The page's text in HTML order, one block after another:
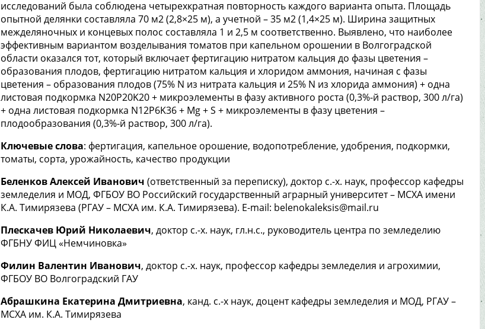
исследований была соблюдена четырехкратная повторность каждого варианта опыта. Площадь
опытной делянки составляла 70 м2 (2,8×25 м), а учетной – 35 м2 (1,4×25 м). Ширина защитных
межделяночных и концевых полос составляла 1 и 2,5 м соответственно. Выявлено, что наиболее
эффективным вариантом возделывания томатов при капельном орошении в Волгоградской
области оказался тот, который включает фертигацию нитратом кальция до фазы цветения –
образования плодов, фертигацию нитратом кальция и хлоридом аммония, начиная с фазы
цветения – образования плодов (75% N из нитрата кальция и 25% N из хлорида аммония) + одна
листовая подкормка N20P20K20 + микроэлементы в фазу активного роста (0,3%-й раствор, 300 л/га)
+ одна листовая подкормка N12P6K36 + Mg + S + микроэлементы в фазу цветения –
плодообразования (0,3%-й раствор, 300 л/га).
Ключевые слова: фертигация, капельное орошение, водопотребление, удобрения, подкормки,
томаты, сорта, урожайность, качество продукции
Беленков Алексей Иванович (ответственный за переписку), доктор с.-х. наук, профессор кафедры
земледелия и МОД, ФГБОУ ВО Российский государственный аграрный университет – МСХА имени
К.А. Тимирязева (РГАУ – МСХА им. К.А. Тимирязева). E-mail: belenokaleksis@mail.ru
Плескачев Юрий Николаевич, доктор с.-х. наук, гл.н.с., руководитель центра по земледелию
ФГБНУ ФИЦ «Немчиновка»
Филин Валентин Иванович, доктор с.-х. наук, профессор кафедры земледелия и агрохимии,
ФГБОУ ВО Волгоградский ГАУ
Абрашкина Екатерина Дмитриевна, канд. с.-х наук, доцент кафедры земледелия и МОД, РГАУ –
МСХА им. К.А. Тимирязева